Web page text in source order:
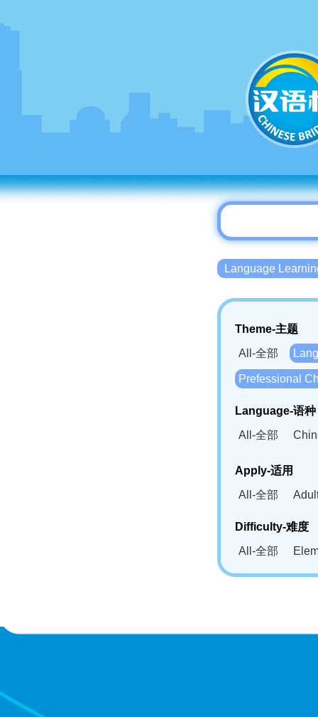
Language
Theme-主题
All-全部
Prefessional
Language-语种
All-全部
Bahasa
Swahili(SW)-
Apply-适用
All-全部
Difficulty-难度
All-全部